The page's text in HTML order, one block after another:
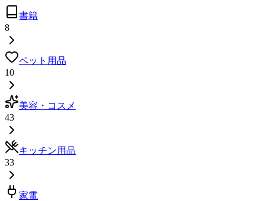
書籍
8
ペット用品
10
美容・コスメ
43
キッチン用品
33
家電